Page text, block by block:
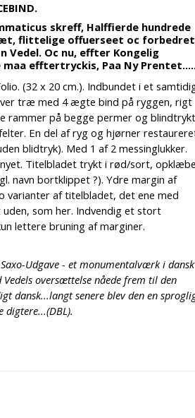
skreff, Halffierde hundrede
flittelige offuerseet oc
Vedel. Oc nu, effter Kongelig
efftertryckis, Paa Ny
(32 x 20 cm.). Indbundet i et
træ med 4 ægte bind på ryggen, rigt
rammer på begge permer og blindtrykt
En del af ryg og hjørner
blidtryk). Med 1 af 2 messinglukker.
Titelbladet trykt i rød/sort,
navn bortklippet ?). Ydre margin af
varianter af titelbladet, det ene med
som her. Indvendig et stort
lettere bruning af marginer.
Udgave - et monumentalværk i dansk
oversættelse nåede frem til den
dansk...langt senere blev den en